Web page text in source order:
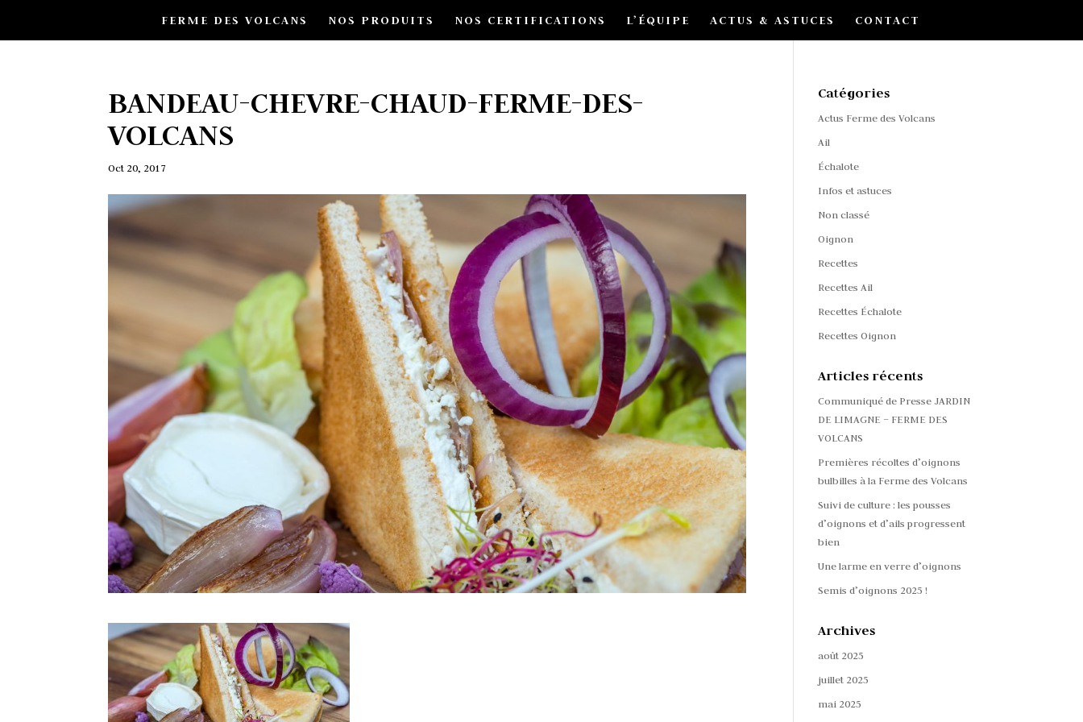
FERME DES VOLCANS NOS PRODUITS NOS CERTIFICATIONS L’ÉQUIPE ACTUS & ASTUCES CONTACT
BANDEAU-CHEVRE-CHAUD-FERME-DES-
VOLCANS
Oct 20, 2017
Catégories
Actus Ferme des Volcans
Ail
Échalote
Infos et astuces
Non classé
Oignon
Recettes
Recettes Ail
Recettes Échalote
Recettes Oignon
Articles récents
Communiqué de Presse JARDIN
DE LIMAGNE – FERME DES
VOLCANS
Premières récoltes d’oignons
bulbilles à la Ferme des Volcans
Suivi de culture : les pousses
d’oignons et d’ails progressent
bien
Une larme en verre d’oignons
Semis d’oignons 2025 !
Archives
août 2025
juillet 2025
mai 2025